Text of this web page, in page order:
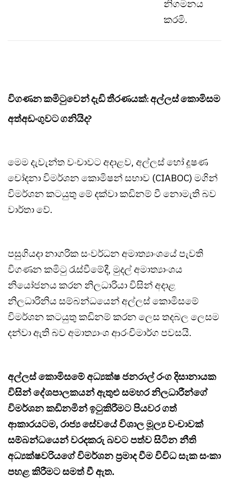
නිගමනය
කරමි.
විගණන කමිටුවෙන් දැඩි තීරණයක්: අල්ලස් කොමිසම
අත්අඩංගුවට ගනියිද?
මෙම දැවැන්ත වංචාවට අදාළව, අල්ලස් හෝ දූෂණ
චෝදනා විමර්ශන කොමිෂන් සභාව (CIABOC) මගින්
විමර්ශන කටයුතු මේ දක්වා කඩිනම් වී නොමැති බව
වාර්තා වේ.
පසුගියදා නාගරික සංවර්ධන අමාත්‍යාංශයේ පැවති
විගණන කමිටු රැස්වීමේදී, මුදල් අමාත්‍යාංශය
නියෝජනය කරන නිලධාරියා විසින් අදාළ
නිලධාරිනිය සම්බන්ධයෙන් අල්ලස් කොමිසමේ
විමර්ශන කටයුතු කඩිනම් කරන ලෙස තදබල ලෙසම
දන්වා ඇති බව අමාත්‍යාංශ ආරංචිමාර්ග පවසයි.
අල්ලස් කොමිසමේ අධ්‍යක්ෂ ජනරාල් රංග දිසානායක
විසින් දේශපාලකයන් ඇතුළු සමහර නිලධාරීන්ගේ
විමර්ශන කඩිනමින් ඉටුකිරීමට පියවර ගත්
ආකාරයටම, රාජ්‍ය සේවයේ විශාල මූල්‍ය වංචාවක්
සම්බන්ධයෙන් වරදකරු බවට පත්ව සිටින නීති
අධ්‍යක්ෂවරියගේ විමර්ශන ප්‍රමාද වීම විවිධ සැක සංකා
පහළ කිරීමට සමත් වී ඇත.